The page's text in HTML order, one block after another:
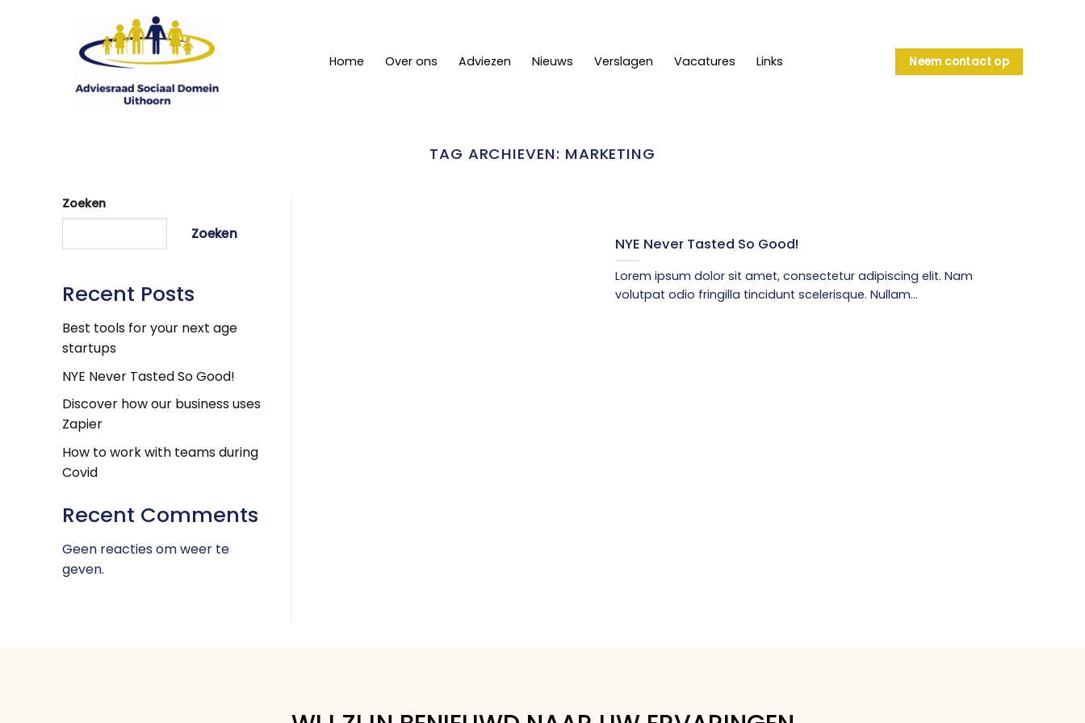
Home Over ons Adviezen Nieuws Verslagen Vacatures Links Neem contact op
TAG ARCHIEVEN: MARKETING
Zoeken
Zoeken
Recent Posts
Best tools for your next age
startups
NYE Never Tasted So Good!
Discover how our business uses
Zapier
How to work with teams during
Covid
Recent Comments
Geen reacties om weer te
geven.
NYE Never Tasted So Good!
Lorem ipsum dolor sit amet, consectetur adipiscing elit. Nam
volutpat odio fringilla tincidunt scelerisque. Nullam...